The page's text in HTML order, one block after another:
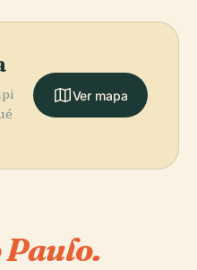
Ver mapa
Paulo.